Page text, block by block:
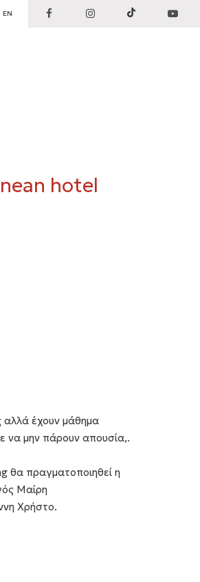
EN
hotel
αλλά έχουν μάθημα
να μην πάρουν απουσία,.
θα πραγματοποιηθεί η
Μαίρη
Χρήστο.